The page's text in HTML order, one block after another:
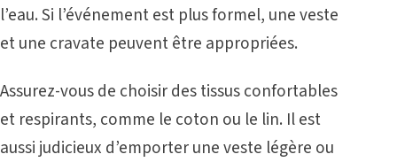
l’eau. Si l’événement est plus formel, une veste
et une cravate peuvent être appropriées.
Assurez-vous de choisir des tissus confortables
et respirants, comme le coton ou le lin. Il est
aussi judicieux d’emporter une veste légère ou